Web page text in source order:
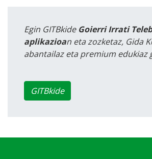
Egin GITBkide Goierri Irrati
aplikazioan eta zozketaz, Gida
abantailaz eta premium edukiaz
GITBkide